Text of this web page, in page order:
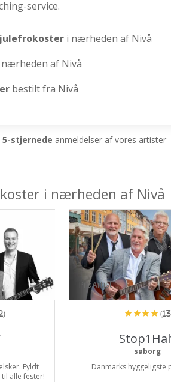
service.
julefrokoster i nærheden af Nivå
nærheden af Nivå
bestilt fra Nivå
5-stjernede anmeldelser af vores artister
i nærheden af Nivå
Fyldt
alle fester!
ProArtist
søborg
Danmarks hyggeligste